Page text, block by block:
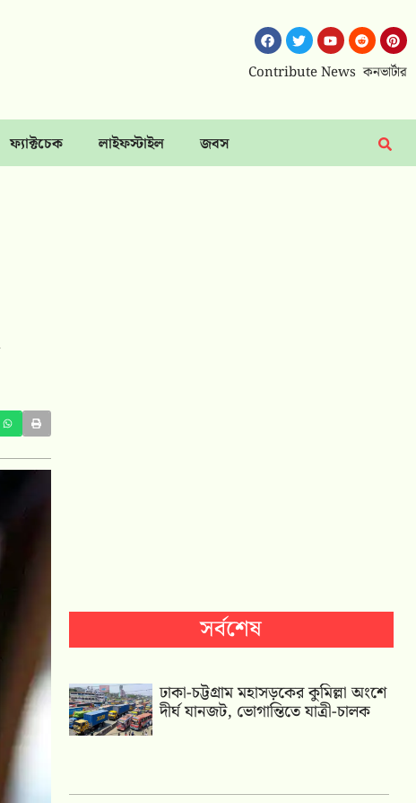
Contribute News কনভার্টার
ফ্যাক্টচেক লাইফস্টাইল জবস
সর্বশেষ
ঢাকা-চট্টগ্রাম মহাসড়কের কুমিল্লা অংশে
দীর্ঘ যানজট, ভোগান্তিতে যাত্রী-চালক